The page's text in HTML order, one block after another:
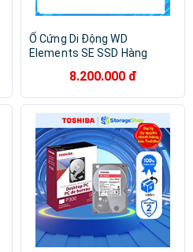
Ổ Cứng Di Động WD
Elements SE SSD Hàng
8.200.000 đ